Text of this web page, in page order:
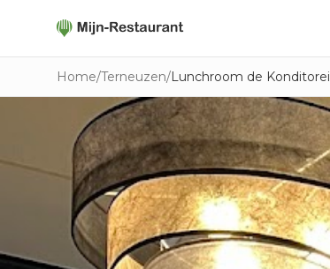
Home/Terneuzen/Lunchroom de Konditorei